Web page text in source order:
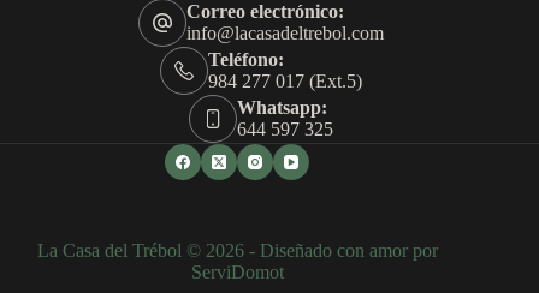
Correo electrónico:
info@lacasadeltrebol.com
Teléfono:
984 277 017 (Ext.5)
Whatsapp:
644 597 325
La Casa del Trébol © 2026 - Diseñado con amor por
ServiDomot